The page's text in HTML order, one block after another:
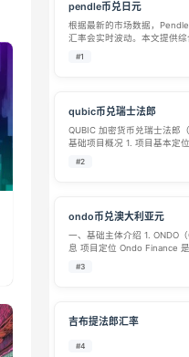
pendle币兑日元
根据最新的市场数据，
汇率会实时波动。本文提供
值及如何在日本获取该资产
#1
qubic币兑瑞士法郎
QUBIC 加密货币兑瑞士法郎
基础项目概况 1. 项目基本定
公链原生代币，由 IOTA、
#2
ondo币兑澳大利亚元
一、基础主体介绍 1. ONDO
息 项目定位 Ondo Finance
代币化赛道主流项目，核心
#3
吉布提法郎汇率
#4